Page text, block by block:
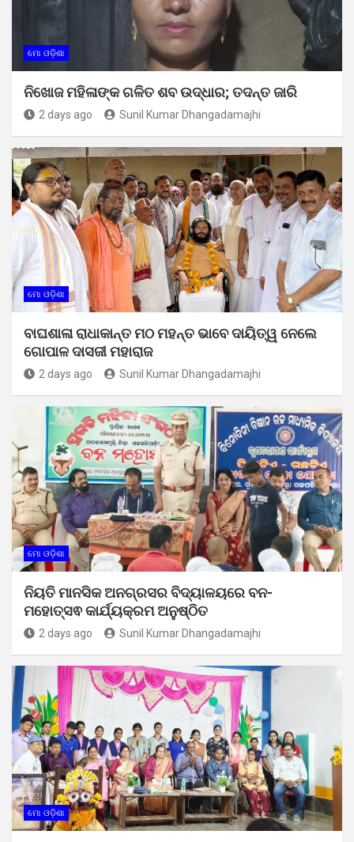
ମୋ ଓଡ଼ିଶା
ନିଖୋଜ ମହିଳାଙ୍କ ଗଳିତ ଶବ ଉଦ୍ଧାର; ତଦନ୍ତ ଜାରି
2 days ago Sunil Kumar Dhangadamajhi
ମୋ ଓଡ଼ିଶା
ବାଘଶାଳା ରାଧାକାନ୍ତ ମଠ ମହନ୍ତ ଭାବେ ଦାୟିତ୍ୱ ନେଲେ
ଗୋପାଳ ଦାସଜୀ ମହାରାଜ
2 days ago Sunil Kumar Dhangadamajhi
ମୋ ଓଡ଼ିଶା
ନିୟତି ମାନସିକ ଅନଗ୍ରସର ବିଦ୍ୟାଳୟରେ ବନ-
ମହୋତ୍ସଵ କାର୍ଯ୍ୟକ୍ରମ ଅନୁଷ୍ଠିତ
2 days ago Sunil Kumar Dhangadamajhi
ମୋ ଓଡ଼ିଶା